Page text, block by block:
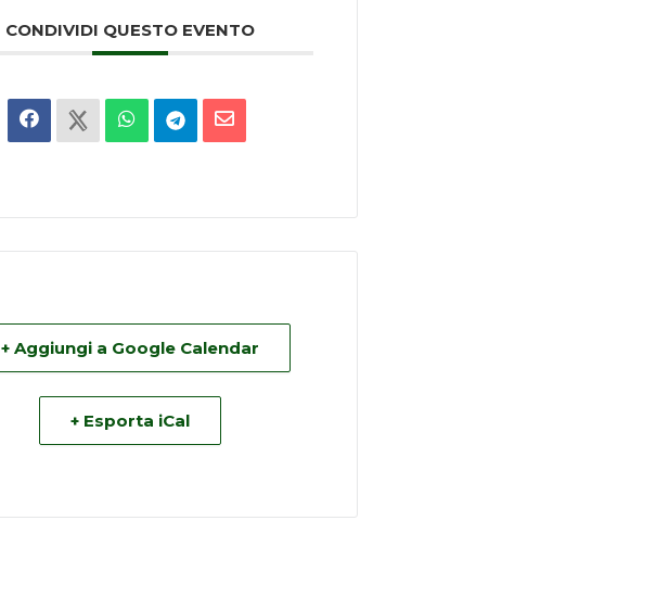
CONDIVIDI QUESTO EVENTO
+ Aggiungi a Google Calendar
+ Esporta iCal